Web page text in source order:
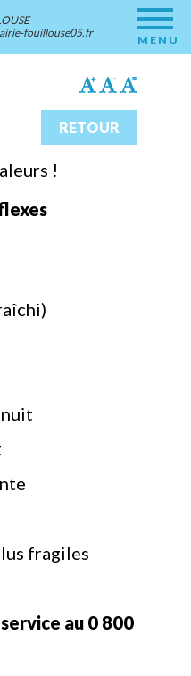
fouillouse05.fr MENU
RETOUR
!
fragiles
service au 0 800